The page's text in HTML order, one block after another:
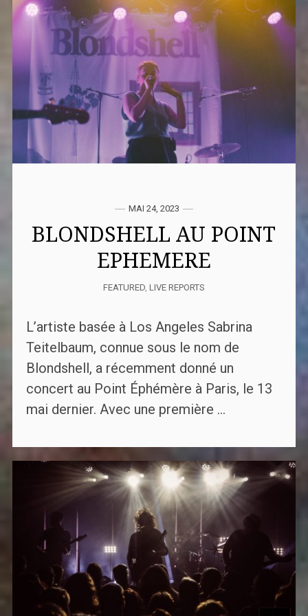
MAI 24, 2023
BLONDSHELL AU POINT
EPHEMERE
FEATURED, LIVE REPORTS
L’artiste basée à Los Angeles Sabrina
Teitelbaum, connue sous le nom de
Blondshell, a récemment donné un
concert au Point Éphémère à Paris, le 13
mai dernier. Avec une première ...